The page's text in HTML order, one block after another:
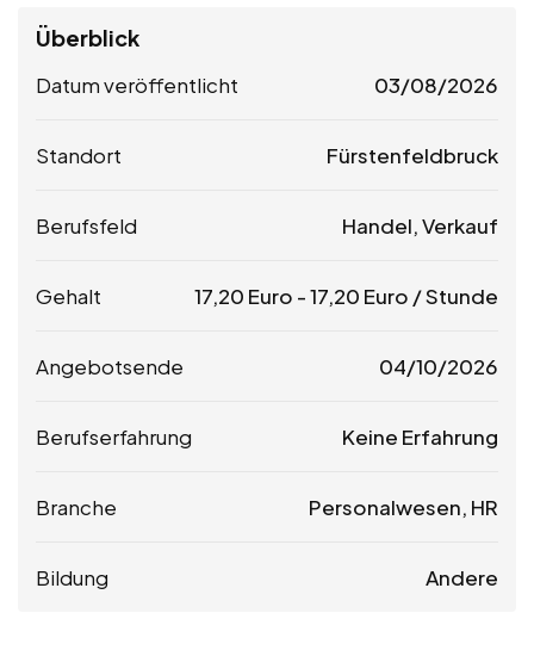
Überblick
Datum veröffentlicht 03/08/2026
Standort Fürstenfeldbruck
Berufsfeld Handel, Verkauf
Gehalt 17,20 Euro -17,20 Euro / Stunde
Angebotsende 04/10/2026
Berufserfahrung Keine Erfahrung
Branche Personalwesen, HR
Bildung Andere